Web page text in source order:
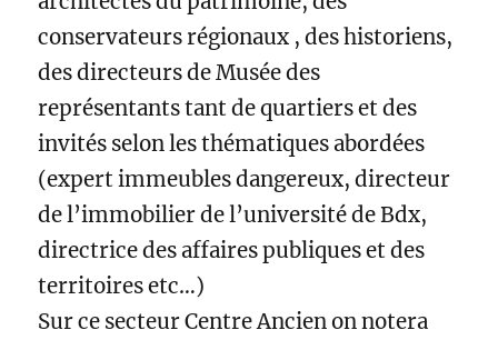
conservateurs régionaux , des historiens,
des directeurs de Musée des
représentants tant de quartiers et des
invités selon les thématiques abordées
(expert immeubles dangereux, directeur
de l’immobilier de l’université de Bdx,
directrice des affaires publiques et des
territoires etc…)
Sur ce secteur Centre Ancien on notera